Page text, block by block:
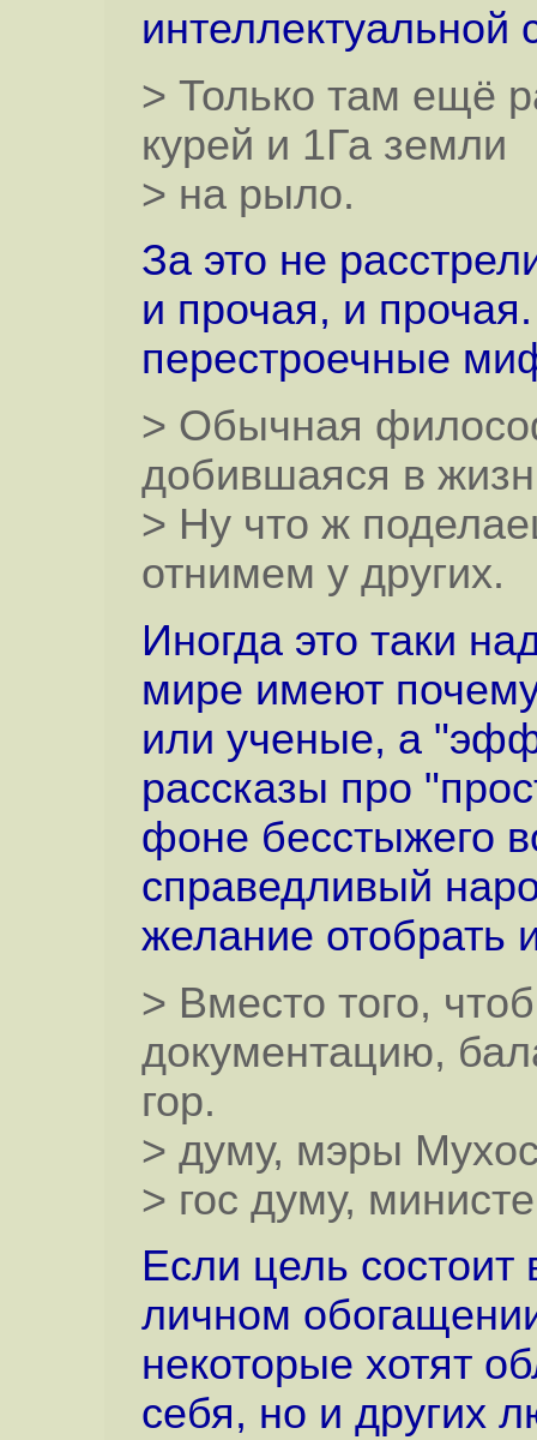
интеллектуальной
> Только там ещё
курей и 1Га земли
> на рыло.
За это не
и прочая, и
перестроечные
> Обычная
добившаяся в
> Ну что ж
отнимем у других.
Иногда это таки
мире имеют
или ученые, а
рассказы про
фоне бесстыжего
справедливый
желание отобрать
> Вместо того,
документацию,
гор.
> думу, мэры
> гос думу,
Если цель состоит
личном
некоторые хотят
себя, но и других